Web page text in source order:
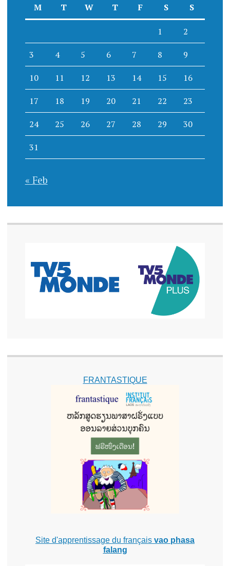
M
T W T F S S
1 2
3 4 5 6 7 8 9
10 11 12 13 14 15 16
17 18 19 20 21 22 23
24 25 26 27 28 29 30
31
« Feb
FRANTASTIQUE
Site d'apprentissage du français vao phasa
falang